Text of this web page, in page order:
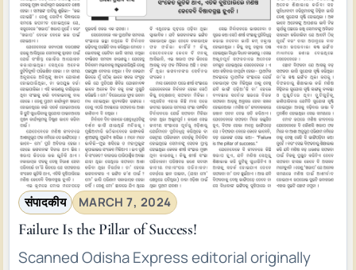
संपादकीय MARCH 7, 2024
Failure Is the Pillar of Success!
Scanned Odisha Express editorial originally